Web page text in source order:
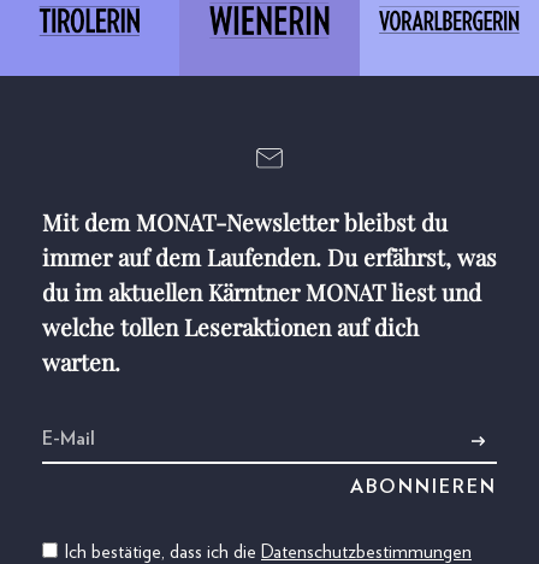
Mit dem MONAT-Newsletter bleibst du
immer auf dem Laufenden. Du erfährst, was
du im aktuellen Kärntner MONAT liest und
welche tollen Leseraktionen auf dich
warten.
Ich bestätige, dass ich die Datenschutzbestimmungen